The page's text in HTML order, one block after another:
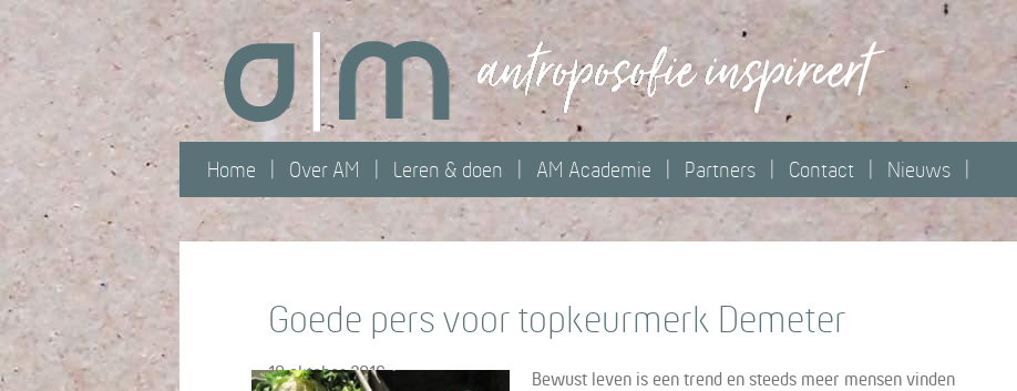
Home Over AM Leren & doen AM Academie Partners Contact Nieuws
Goede pers voor topkeurmerk Demeter
19 oktober 2016
Bewust leven is een trend en steeds meer mensen vinden